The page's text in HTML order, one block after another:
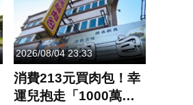
（5）日晚間接獲「聯廣國
際企業...
2026/08/04 23:33
消費213元買肉包！幸
運兒抱走「1000萬統